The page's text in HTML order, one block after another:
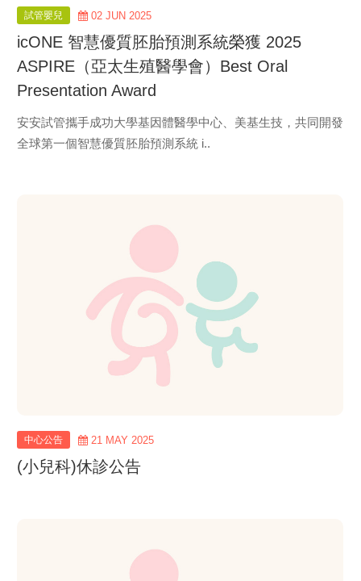
試管嬰兒 02 JUN 2025
icONE 智慧優質胚胎預測系統榮獲 2025
ASPIRE（亞太生殖醫學會）Best Oral
Presentation Award
安安試管攜手成功大學基因體醫學中心、美基生技，共同開發
全球第一個智慧優質胚胎預測系統 i..
view
more
中心公告 21 MAY 2025
(小兒科)休診公告
view
more